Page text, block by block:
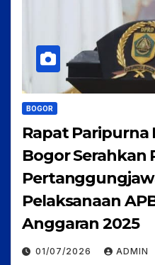
BOGOR
Rapat Paripurna
Bogor Serahkan
Pelaksanaan
Anggaran 2025
01/07/2026 ADMIN